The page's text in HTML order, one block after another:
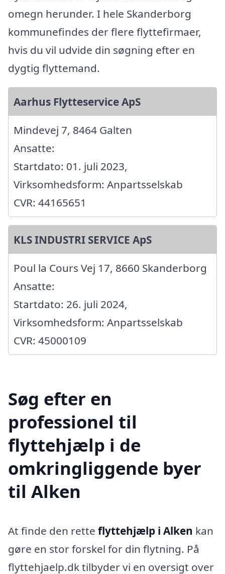
omegn herunder. I hele Skanderborg
kommunefindes der flere flyttefirmaer,
hvis du vil udvide din søgning efter en
dygtig flyttemand.
Aarhus Flytteservice ApS
Mindevej 7, 8464 Galten
Ansatte:
Startdato: 01. juli 2023,
Virksomhedsform: Anpartsselskab
CVR: 44165651
KLS INDUSTRI SERVICE ApS
Poul la Cours Vej 17, 8660 Skanderborg
Ansatte:
Startdato: 26. juli 2024,
Virksomhedsform: Anpartsselskab
CVR: 45000109
Søg efter en
professionel til
flyttehjælp i de
omkringliggende byer
til Alken
At finde den rette flyttehjælp i Alken kan
gøre en stor forskel for din flytning. På
flyttehjaelp.dk tilbyder vi en oversigt over